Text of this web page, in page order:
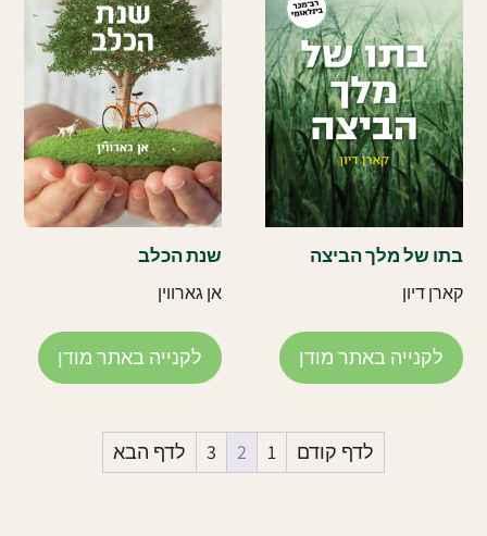
בתו של מלך הביצה
קארן דיון
לקנייה באתר מודן
שנת הכלב
אן גארווין
לקנייה באתר מודן
לדף קודם 1
2
3 לדף הבא